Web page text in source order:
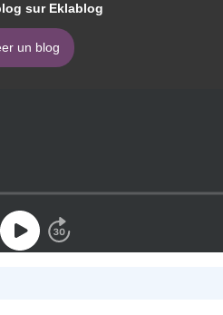
sur Eklablog
un blog